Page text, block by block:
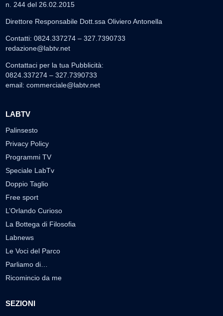
n. 244 del 26.02.2015
Direttore Responsabile Dott.ssa Oliviero Antonella
Contatti: 0824.337274 – 327.7390733
redazione@labtv.net
Contattaci per la tua Pubblicità:
0824.337274 – 327.7390733
email: commerciale@labtv.net
LABTV
Palinsesto
Privacy Policy
Programmi TV
Speciale LabTv
Doppio Taglio
Free sport
L’Orlando Curioso
La Bottega di Filosofia
Labnews
Le Voci del Parco
Parliamo di…
Ricomincio da me
SEZIONI